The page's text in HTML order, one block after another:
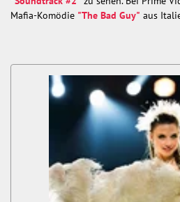
Mafia-Komödie "The Bad Guy" aus